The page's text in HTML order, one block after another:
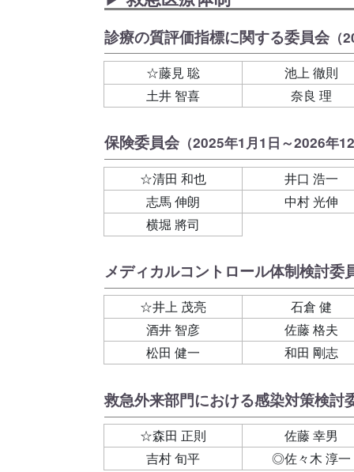
診療の質評価指標に関する委員会（
☆藤見 聡
池上 徹則
土井 智喜
奈良 理
保険委員会（2025年1月1日～2026年
☆清田 和也
井口 浩一
志馬 伸朗
中村 光伸
横堀 將司
メディカルコントロール体制検討委
☆井上 茂亮
石倉 健
酒井 智彦
佐藤 格夫
松田 健一
和田 剛志
救急外来部門における感染対策検討
☆森田 正則
佐藤 幸男
吉村 旬平
◎佐々木 淳一